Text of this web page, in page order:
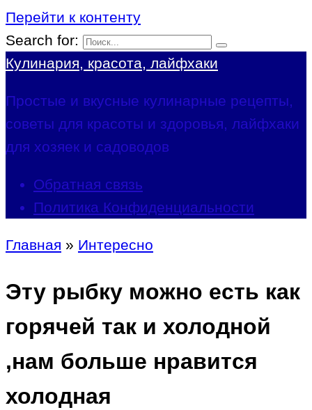
Перейти к контенту
Search for:
Кулинария, красота, лайфхаки
Простые и вкусные кулинарные рецепты,
советы для красоты и здоровья, лайфхаки
для хозяек и садоводов
Обратная связь
Политика Конфиденциальности
Главная » Интересно
Эту рыбку можно есть как
горячей так и холодной
,нам больше нравится
холодная